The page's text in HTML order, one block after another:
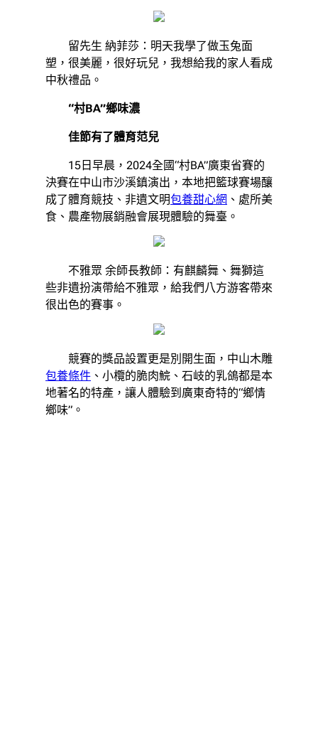
留先生 納菲莎：明天我學了做玉兔面
塑，很美麗，很好玩兒，我想給我的家人看成
中秋禮品。
“村BA”鄉味濃
佳節有了體育范兒
15日早晨，2024全國“村BA”廣東省賽的
決賽在中山市沙溪鎮演出，本地把籃球賽場釀
成了體育競技、非遺文明包養甜心網 、處所美
食、農產物展銷融會展現體驗的舞臺。
不雅眾 余師長教師：有麒麟舞、舞獅這
些非遺扮演帶給不雅眾，給我們八方游客帶來
很出色的賽事。
競賽的獎品設置更是別開生面，中山木雕
包養條件 、小欖的脆肉鯇、石岐的乳鴿都是本
地著名的特產，讓人體驗到廣東奇特的“鄉情
鄉味”。